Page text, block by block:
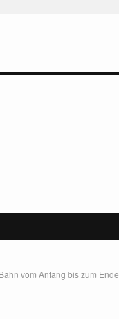
vom Anfang bis zum Ende